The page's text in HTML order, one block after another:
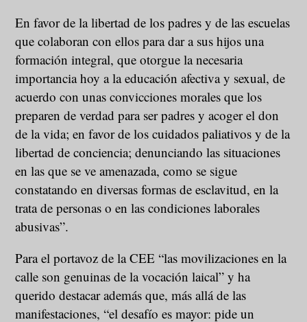
En favor de la libertad de los padres y de las escuelas
que colaboran con ellos para dar a sus hijos una
formación integral, que otorgue la necesaria
importancia hoy a la educación afectiva y sexual, de
acuerdo con unas convicciones morales que los
preparen de verdad para ser padres y acoger el don
de la vida; en favor de los cuidados paliativos y de la
libertad de conciencia; denunciando las situaciones
en las que se ve amenazada, como se sigue
constatando en diversas formas de esclavitud, en la
trata de personas o en las condiciones laborales
abusivas”.
Para el portavoz de la CEE “las movilizaciones en la
calle son genuinas de la vocación laical” y ha
querido destacar además que, más allá de las
manifestaciones, “el desafío es mayor: pide un